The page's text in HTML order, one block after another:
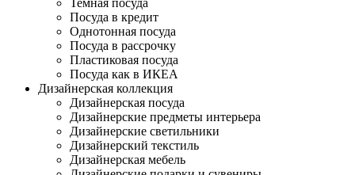
Темная посуда
Посуда в кредит
Однотонная посуда
Посуда в рассрочку
Пластиковая посуда
Посуда как в ИКЕА
Дизайнерская коллекция
Дизайнерская посуда
Дизайнерские предметы интерьера
Дизайнерские светильники
Дизайнерский текстиль
Дизайнерская мебель